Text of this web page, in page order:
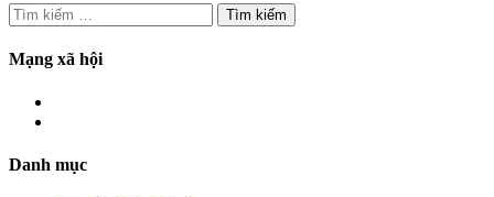
Tìm
kiếm
cho:
Mạng xã hội
Danh mục